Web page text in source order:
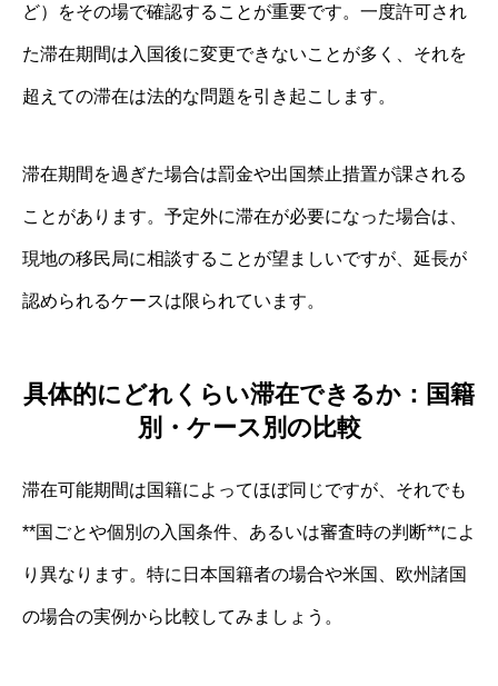
ど）をその場で確認することが重要です。一度許可され
た滞在期間は入国後に変更できないことが多く、それを
超えての滞在は法的な問題を引き起こします。
滞在期間を過ぎた場合は罰金や出国禁止措置が課される
ことがあります。予定外に滞在が必要になった場合は、
現地の移民局に相談することが望ましいですが、延長が
認められるケースは限られています。
具体的にどれくらい滞在できるか：国籍
別・ケース別の比較
滞在可能期間は国籍によってほぼ同じですが、それでも
**国ごとや個別の入国条件、あるいは審査時の判断**によ
り異なります。特に日本国籍者の場合や米国、欧州諸国
の場合の実例から比較してみましょう。